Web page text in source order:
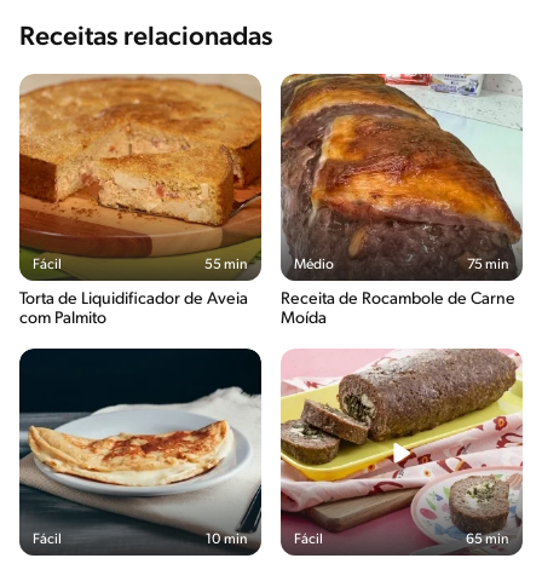
Receitas relacionadas
Fácil 55 min
Torta de Liquidificador de Aveia
com Palmito
Médio 75 min
Receita de Rocambole de Carne
Moída
Fácil 10 min Fácil 65 min